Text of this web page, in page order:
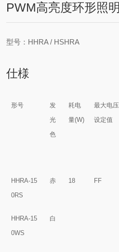
PWM高亮度环形照明
型号：HHRA / HSHRA
仕様
形号
发
光
色
耗电
量(W)
最大电压
设定值
HHRA-15
0RS
赤 18 FF
HHRA-15
0WS
白